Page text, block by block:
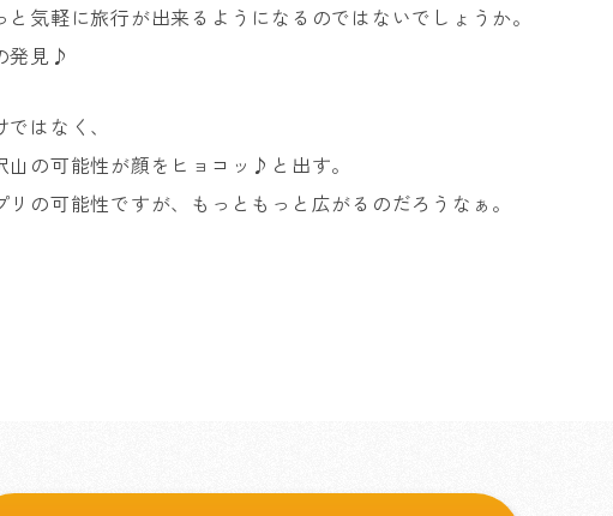
気軽に旅行が出来るようになるのではないでしょうか。
発見♪
はなく、
の可能性が顔をヒョコッ♪と出す。
の可能性ですが、もっともっと広がるのだろうなぁ。